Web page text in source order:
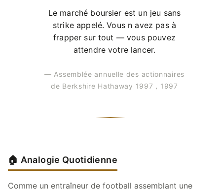
Le marché boursier est un jeu sans
strike appelé. Vous n avez pas à
frapper sur tout — vous pouvez
attendre votre lancer.
— Assemblée annuelle des actionnaires
de Berkshire Hathaway 1997，1997
🏠 Analogie Quotidienne
Comme un entraîneur de football assemblant une